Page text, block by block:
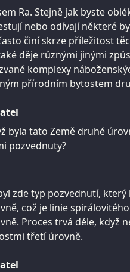
Ra. Stejně jak byste
nebo odívají některé
činí skrze příležitost
děje různými jinými
komplexy
přírodním bytostem
byla tato Země druhé
pozvednuty?
zde typ pozvednutí,
což je linie
Proces trvá déle, když
třetí úrovně.